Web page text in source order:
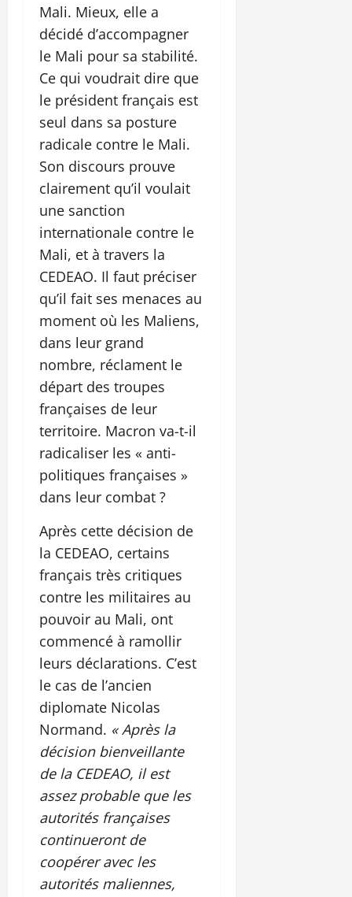
Mali. Mieux, elle a
décidé d’accompagner
le Mali pour sa stabilité.
Ce qui voudrait dire que
le président français est
seul dans sa posture
radicale contre le Mali.
Son discours prouve
clairement qu’il voulait
une sanction
internationale contre le
Mali, et à travers la
CEDEAO. Il faut préciser
qu’il fait ses menaces au
moment où les Maliens,
dans leur grand
nombre, réclament le
départ des troupes
françaises de leur
territoire. Macron va-t-il
radicaliser les « anti-
politiques françaises »
dans leur combat ?
Après cette décision de
la CEDEAO, certains
français très critiques
contre les militaires au
pouvoir au Mali, ont
commencé à ramollir
leurs déclarations. C’est
le cas de l’ancien
diplomate Nicolas
Normand. « Après la
décision bienveillante
de la CEDEAO, il est
assez probable que les
autorités françaises
continueront de
coopérer avec les
autorités maliennes,